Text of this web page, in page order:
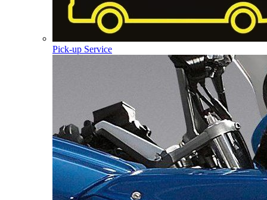
Pick-up Service